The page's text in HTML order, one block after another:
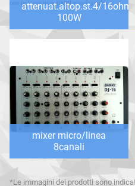
attenuat.altop.st.4/16ohm
100W
mixer micro/linea
8canali
*Le immagini dei prodotti sono